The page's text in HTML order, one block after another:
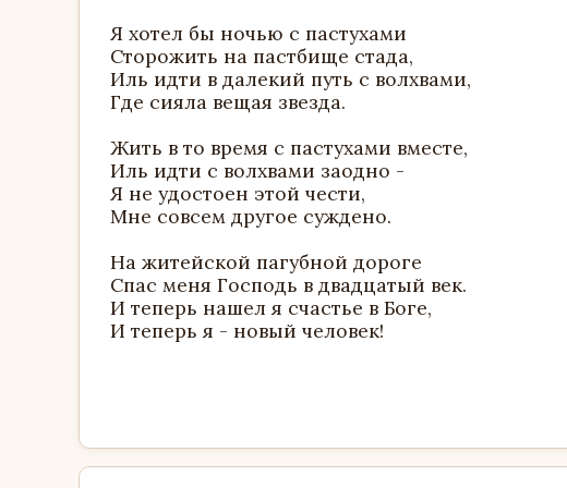
Я хотел бы ночью с пастухами
Сторожить на пастбище стада,
Иль идти в далекий путь с волхвами,
Где сияла вещая звезда.
Жить в то время с пастухами вместе,
Иль идти с волхвами заодно -
Я не удостоен этой чести,
Мне совсем другое суждено.
На житейской пагубной дороге
Спас меня Господь в двадцатый век.
И теперь нашел я счастье в Боге,
И теперь я - новый человек!